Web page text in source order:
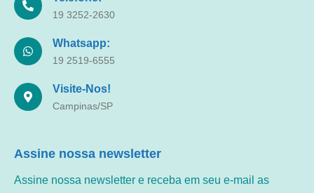
19 3252-2630
Whatsapp:
19 2519-6555
Visite-Nos!
Campinas/SP
Assine nossa newsletter
Assine nossa newsletter e receba em seu e-mail as